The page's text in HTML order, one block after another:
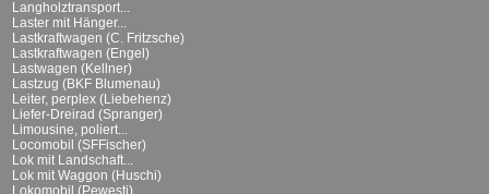
Langholztransport...
Laster mit Hänger...
Lastkraftwagen (C. Fritzsche)
Lastkraftwagen (Engel)
Lastwagen (Kellner)
Lastzug (BKF Blumenau)
Leiter, perplex (Liebehenz)
Liefer-Dreirad (Spranger)
Limousine, poliert...
Locomobil (SFFischer)
Lok mit Landschaft...
Lok mit Waggon (Huschi)
Lokomobil (Pewesti)